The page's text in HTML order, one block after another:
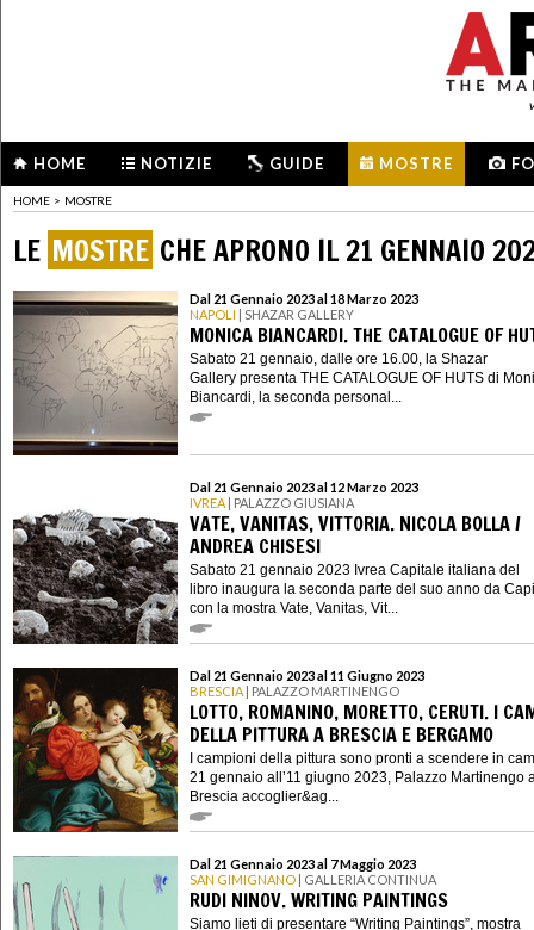
HOME NOTIZIE GUIDE MOSTRE
HOME > MOSTRE
LE MOSTRE CHE APRONO IL 21 GENNAIO
Dal 21 Gennaio 2023 al 18 Marzo 2023
NAPOLI | SHAZAR GALLERY
MONICA BIANCARDI. THE CATALOGUE OF
Sabato 21 gennaio, dalle ore 16.00, la Shazar
Gallery presenta THE CATALOGUE OF HUTS di
Biancardi, la seconda personal...
Dal 21 Gennaio 2023 al 12 Marzo 2023
IVREA | PALAZZO GIUSIANA
VATE, VANITAS, VITTORIA. NICOLA BOLLA /
ANDREA CHISESI
Sabato 21 gennaio 2023 Ivrea Capitale italiana del
libro inaugura la seconda parte del suo anno da
con la mostra Vate, Vanitas, Vit...
Dal 21 Gennaio 2023 al 11 Giugno 2023
BRESCIA | PALAZZO MARTINENGO
LOTTO, ROMANINO, MORETTO, CERUTI. I
DELLA PITTURA A BRESCIA E BERGAMO
I campioni della pittura sono pronti a scendere in
21 gennaio all’11 giugno 2023, Palazzo Martinengo
Brescia accoglier&ag...
Dal 21 Gennaio 2023 al 7 Maggio 2023
SAN GIMIGNANO | GALLERIA CONTINUA
RUDI NINOV. WRITING PAINTINGS
Siamo lieti di presentare “Writing Paintings”, mostra